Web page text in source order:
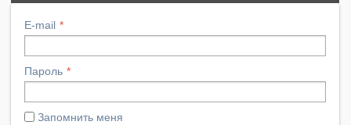
E-mail
Пароль
Запомнить меня